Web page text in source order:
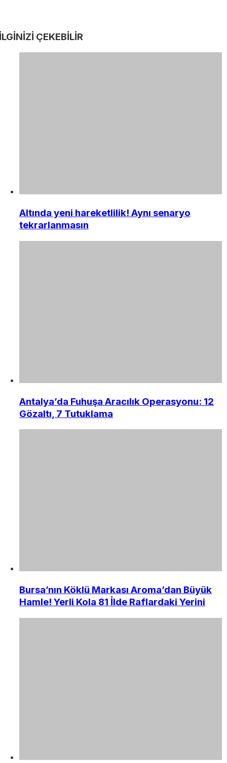
ÇEKEBİLİR
Altında yeni hareketlilik! Aynı senaryo
tekrarlanmasın
Antalya’da Fuhuşa Aracılık Operasyonu: 12
Gözaltı, 7 Tutuklama
Bursa’nın Köklü Markası Aroma’dan Büyük
Hamle! Yerli Kola 81 İlde Raflardaki Yerini